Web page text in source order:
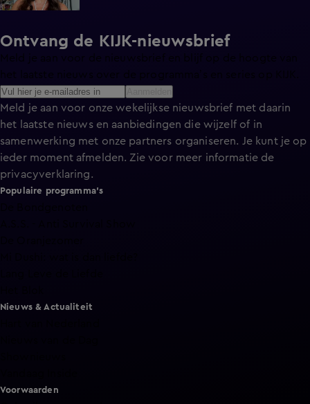
Ontvang de KIJK-nieuwsbrief
Meld je aan voor de nieuwsbrief en blijf op de hoogte van
Meld je aan voor onze wekelijkse nieuwsbrief met daarin
het laatste nieuws en aanbiedingen die wijzelf of in
samenwerking met onze partners organiseren. Je kunt je op
ieder moment afmelden. Zie voor meer informatie de
privacyverklaring.
Populaire programma's
Nieuws & Actualiteit
Voorwaarden